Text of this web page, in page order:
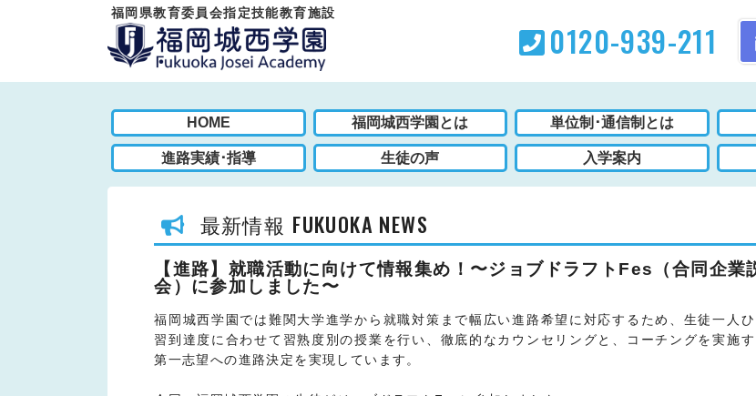
福岡県教育委員会指定技能教育施設
0120-939-211
HOME 福岡城西学園とは 単位制･通信制とは
進路実績･指導 生徒の声 入学案内
最新情報 FUKUOKA NEWS
【進路】就職活動に向けて情報集め！〜ジョブドラフトFes（合同企業
会）に参加しました〜
福岡城西学園では難関大学進学から就職対策まで幅広い進路希望に対応するため、生徒一人
習到達度に合わせて習熟度別の授業を行い、徹底的なカウンセリングと、コーチングを実施
第一志望への進路決定を実現しています。